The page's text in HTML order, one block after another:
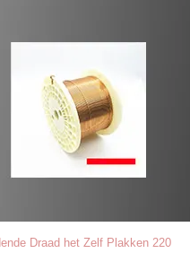
Draad het Zelf Plakken 220